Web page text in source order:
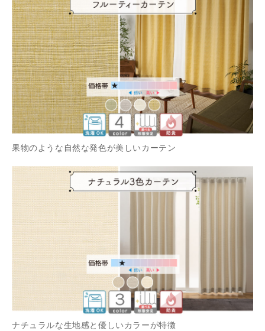
果物のような自然な発色が美しいカーテン
ナチュラルな生地感と優しいカラーが特徴